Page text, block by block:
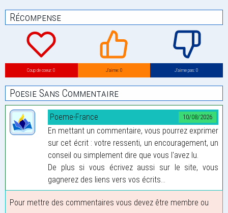
Récompense
Coup de coeur: 0 J’aime: 0 J’aime pas: 0
Poesie Sans Commentaire
10/08/2026
Poeme-France
En mettant un commentaire, vous pourrez exprimer
sur cet écrit : votre ressenti, un encouragement, un
conseil ou simplement dire que vous l'avez lu.
De plus si vous écrivez aussi sur le site, vous
gagnerez des liens vers vos écrits...
Pour mettre des commentaires vous devez être membre ou